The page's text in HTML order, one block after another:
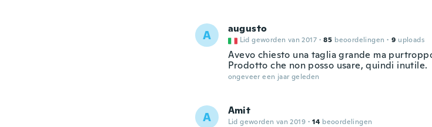
A augusto
Lid geworden van 2017 · 85 beoordelingen · 9 uploads
Avevo chiesto una taglia grande ma
Prodotto che non posso usare, quindi inutile.
ongeveer een jaar geleden
A Amit
Lid geworden van 2019 · 14 beoordelingen